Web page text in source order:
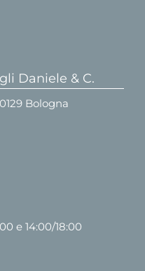
Daniele & C.
Bologna
e 14:00/18:00